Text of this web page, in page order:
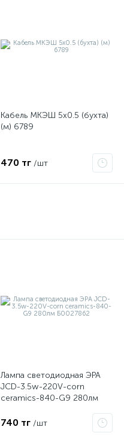
Кабель МКЭШ 5х0.5 (бухта)
(м) 6789
470 тг /шт
Лампа светодиодная ЭРА
JCD-3.5w-220V-corn
ceramics-840-G9 280лм
740 тг /шт